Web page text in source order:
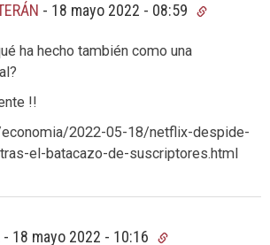
- 18 mayo 2022 - 08:59
ha hecho también como una
!!
2022-05-18/netflix-despide-
el-batacazo-de-suscriptores.html
- 18 mayo 2022 - 10:16